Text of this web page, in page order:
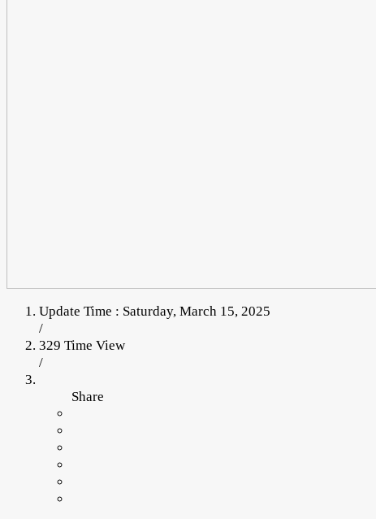
Update Time : Saturday, March 15, 2025
/
329 Time View
/
Share